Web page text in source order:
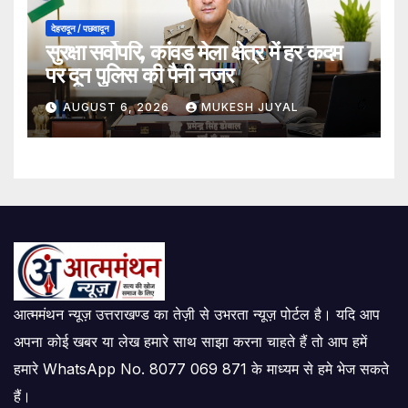
देहरादून / पछवादून
सुरक्षा सर्वोपरि, कांवड मेला क्षेत्र में हर कदम
पर दून पुलिस की पैनी नजर
AUGUST 6, 2026 MUKESH JUYAL
आत्ममंथन न्यूज़ उत्तराखण्ड का तेज़ी से उभरता न्यूज़ पोर्टल है। यदि आप
अपना कोई खबर या लेख हमारे साथ साझा करना चाहते हैं तो आप हमें
हमारे WhatsApp No. 8077 069 871 के माध्यम से हमे भेज सकते
हैं।